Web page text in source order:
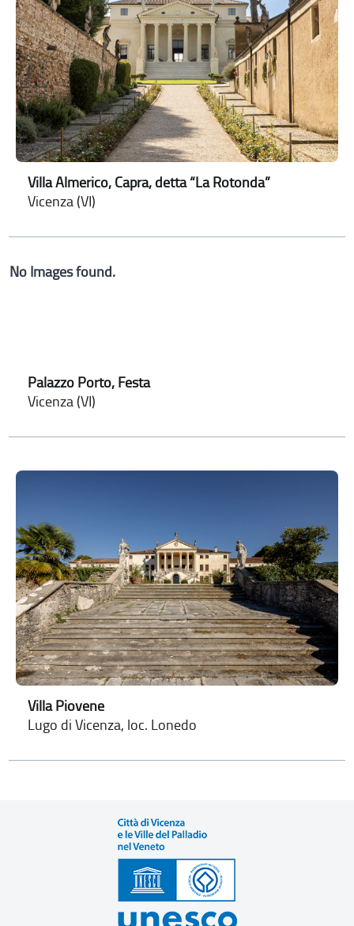
Villa Almerico, Capra, detta “La Rotonda”
Vicenza (VI)
No Images found.
Palazzo Porto, Festa
Vicenza (VI)
Villa Piovene
Lugo di Vicenza, loc. Lonedo